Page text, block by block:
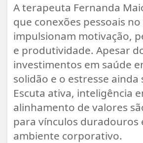
A terapeuta Fernanda
que conexões pessoais
impulsionam motivação,
e produtividade. Apesar
investimentos em saúde
solidão e o estresse ainda
Escuta ativa, inteligência
alinhamento de valores
para vínculos duradouros
ambiente corporativo.